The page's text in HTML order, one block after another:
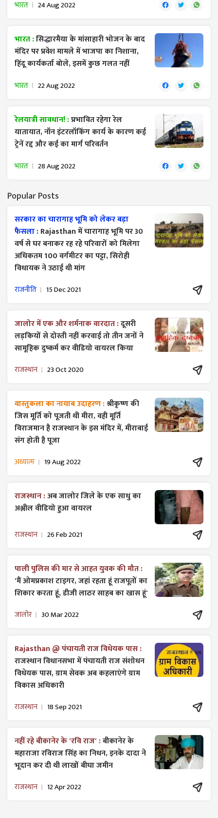
भारत 24 Aug 2022
भारत :सिद्धारमैया के मांसाहारी भोजन के बाद
मंदिर पर प्रवेश मामले में भाजपा का निशाना,
हिंदू कार्यकर्ता बोले, इसमें कुछ गलत नहीं
भारत 22 Aug 2022
रेलयात्री सावधान! :प्रभावित रहेगा रेल
यातायात, नॉन इंटरलॉकिंग कार्य के कारण कई
ट्रेनें रद्द और कई का मार्ग परिवर्तन
भारत 28 Aug 2022
Popular Posts
सरकार का चारागाह भूमि को लेकर बड़ा
फैसला :Rajasthan में चारागाह भूमि पर 30
वर्ष से घर बनाकर रह रहे परिवारों को मिलेगा
अधिकतम 100 वर्गमीटर का पट्टा, सिरोही
विधायक ने उठाई थी मांग
राजनीति 15 Dec 2021
जालोर में एक और शर्मनाक वारदात :दूसरी
लड़कियों से दोस्ती नहीं करवाई तो तीन जनों ने
सामूहिक दुष्कर्म कर वीडियो वायरल किया
राजस्थान 23 Oct 2020
वास्तुकला का नायाब उदाहरण :श्रीकृष्ण की
जिस मूर्ति को पूजती थी मीरा, वही मूर्ति
विराजमान है राजस्थान के इस मंदिर में, मीराबाई
संग होती है पूजा
अध्यात्म 19 Aug 2022
राजस्थान :अब जालोर जिले के एक साधु का
अश्लील वीडियो हुआ वायरल
राजस्थान 26 Feb 2021
पाली पुलिस की मार से आहत युवक की मौत :
'मैं ओमप्रकाश टाइगर, जहां रहता हूं राजपूतों का
शिकार करता हूं, डीजी लाठर साहब का खास हूं'
जालोर 30 Mar 2022
Rajasthan @ पंचायती राज विधेयक पास :
राजस्थान विधानसभा में पंचायती राज ​संशोधन
विधेयक पास, ग्राम सेवक अब कहलाएंगे ग्राम
विकास अधिकारी
राजस्थान 18 Sep 2021
नहीं रहे बीकानेर के 'रवि राज' :बीकानेर के
महाराजा रविराज सिंह का निधन, इनके दादा ने
भूदान कर दी थी लाखों बीघा जमीन
राजस्थान 12 Apr 2022